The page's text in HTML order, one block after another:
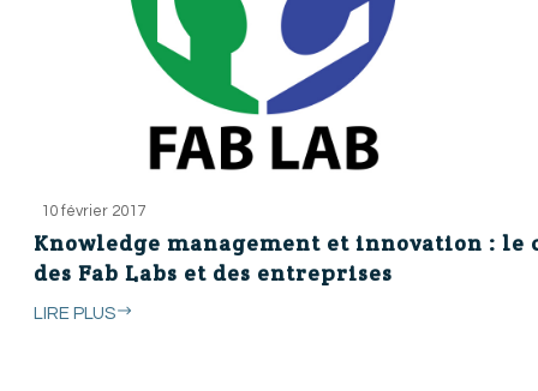
10 février 2017
Knowledge management et innovation : le
des Fab Labs et des entreprises
LIRE PLUS